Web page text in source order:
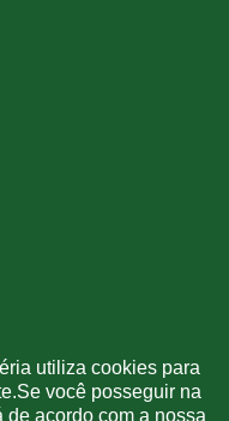
utiliza cookies para
você posseguir na
de acordo com a nossa